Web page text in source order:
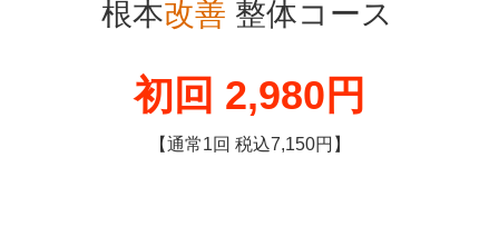
根本改善 整体コース
初回 2,980円
【通常1回 税込7,150円】